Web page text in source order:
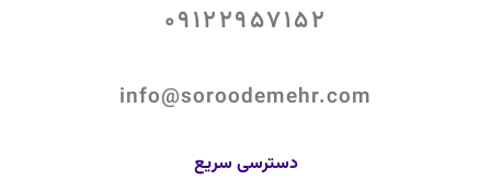
09122957152
info@soroodemehr.com
دسترسی سریع